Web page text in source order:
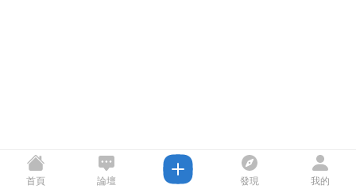
首頁 論壇 發現 我的